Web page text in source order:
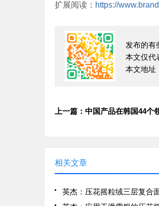
扩展阅读： https://
发布的有
本文仅代
本文地址
上一篇：中国产品在韩国44个
相关文章